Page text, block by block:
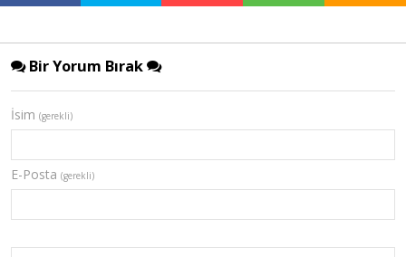
Bir Yorum Bırak
İsim (gerekli)
E-Posta (gerekli)